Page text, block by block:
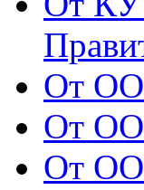
От
От
От